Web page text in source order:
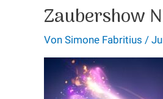
Zaubershow
Von Simone Fabritius /